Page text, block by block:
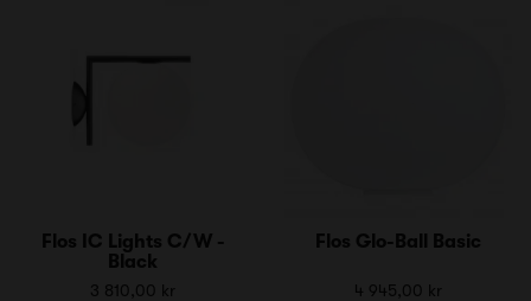
Flos IC Lights C/W -
Black
3 810,00 kr
Flos Glo-Ball Basic
4 945,00 kr